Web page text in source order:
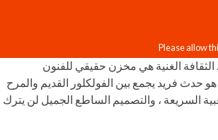
الثقافة الغنية هي مخزن حقيقي للفنون
حدث فريد يجمع بين الفولكلور القديم والمرح
السريعة ، والتصميم الساطع الجميل لن يترك